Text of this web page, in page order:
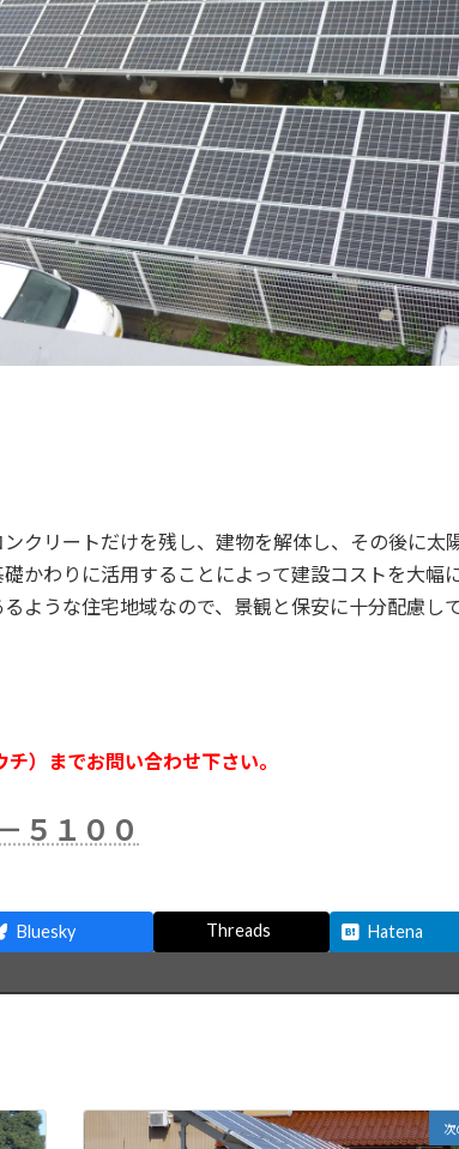
クリートだけを残し、建物を解体し、その後に太
かわりに活用することによって建設コストを大幅
ような住宅地域なので、景観と保安に十分配慮し
）までお問い合わせ下さい。
５１００
Bluesky Threads Hatena
次